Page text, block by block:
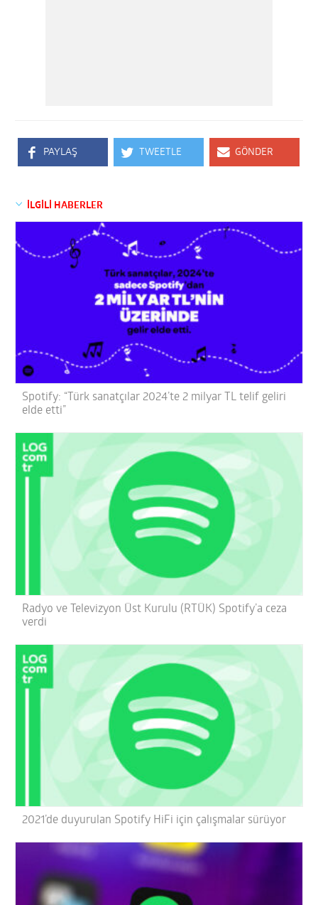
PAYLAŞ TWEETLE GÖNDER
İLGİLİ HABERLER
Spotify: “Türk sanatçılar 2024’te 2 milyar TL telif geliri
elde etti”
Radyo ve Televizyon Üst Kurulu (RTÜK) Spotify’a ceza
verdi
2021’de duyurulan Spotify HiFi için çalışmalar sürüyor